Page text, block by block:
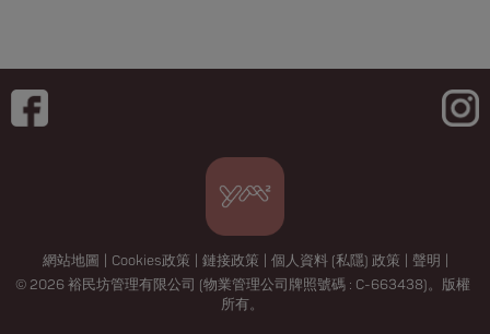
網站地圖 Cookies政策 鏈接政策 個人資料 (私隱) 政策 聲明
© 2026 裕民坊管理有限公司 (物業管理公司牌照號碼 : C-663438)。版權
所有。